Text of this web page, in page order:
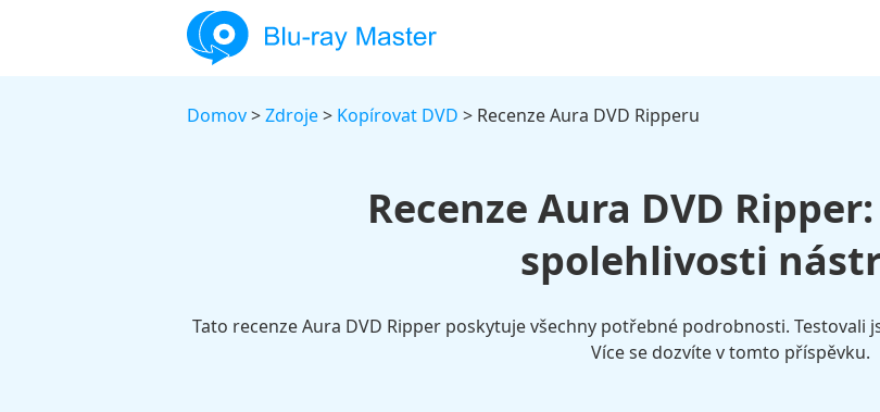
Domov>Zdroje> Kopírovat DVD > Recenze Aura DVD Ripperu
Recenze Aura DVD
spolehlivosti
Tato recenze Aura DVD Ripper poskytuje všechny potřebné podrobnosti.
Více se dozvíte v tomto příspěvku.